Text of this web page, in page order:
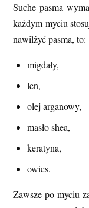
Suche pasma
każdym myciu
nawilżyć pasma, to:
migdały,
len,
olej arganowy,
masło shea,
keratyna,
owies.
Zawsze po myciu